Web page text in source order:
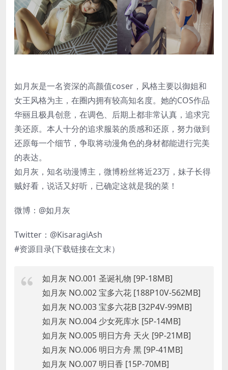
如月灰是一名资深的高颜值coser，风格主要以御姐和
女王风格为主，在圈内拥有较高知名度。她的COS作品
华丽且极具创意，在调色、后期上都非常认真，追求完
美还原。本人十分的追求服装的质感和还原，努力做到
还原每一个细节，争取将动漫角色的身材都能进行完美
的表达。
如月灰，知名动漫博主，微博粉丝将近23万，妹子长得
贼好看，说话又好听，已确定这就是我的菜！
微博：@如月灰
Twitter：@KisaragiAsh
#资源目录(下载链接在文末）
如月灰 NO.001 圣诞礼物 [9P-18MB]
如月灰 NO.002 宝多六花 [188P10V-562MB]
如月灰 NO.003 宝多六花B [32P4V-99MB]
如月灰 NO.004 少女死库水 [5P-14MB]
如月灰 NO.005 明日方舟 天火 [9P-21MB]
如月灰 NO.006 明日方舟 黑 [9P-41MB]
如月灰 NO.007 明日香 [15P-70MB]